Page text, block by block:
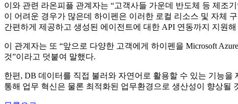
이와 관련 라온피플 관계자는 “고객사들 가운데 반도체 등 제조
이 어려운 경우가 많은데 하이펜은 이러한 로컬 리소스 및 자체
간편하게 제공하고 생성된 에이전트에 대한 API 연동까지 지원
이 관계자는 또 “앞으로 다양한 고객에게 하이펜을 Microsoft
것”이라고 덧붙여 말했다.
한편, DB 데이터를 직접 불러와 자연어로 활용할 수 있는 기능
통해 업무 혁신은 물론 최적화된 업무환경으로 생산성이 향상될